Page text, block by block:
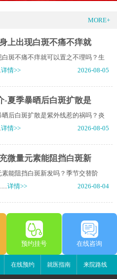
MORE+
上出现白斑不痛不痒就
斑不痛不痒就可以置之不理吗？生
详情>> 2026-08-05
-夏季暴晒后白斑扩散是
后白斑扩散是紫外线惹的祸吗？炎
详情>> 2026-08-05
微量元素能阻挡白斑新
能阻挡白斑新发吗？季节交替阶
详情>> 2026-08-04
预约挂号 在线咨询
在线预约 就医指南 来院路线